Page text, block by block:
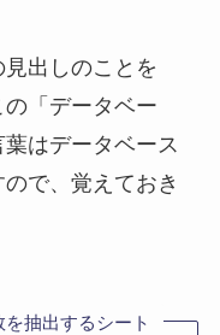
出しのことを
「データベー
はデータベース
で、覚えておき
抽出するシート